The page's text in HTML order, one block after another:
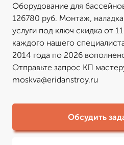
Оборудование для
126780 руб. Монтаж,
услуги под ключ скидка от
каждого нашего
2014 года по 2026
Отправьте запрос КП
moskva@eridanstroy.ru
Обсудить